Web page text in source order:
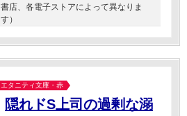
書店、各電子ストアによって異なりま
す）
エタニティ文庫・赤
隠れドS上司の過剰な溺